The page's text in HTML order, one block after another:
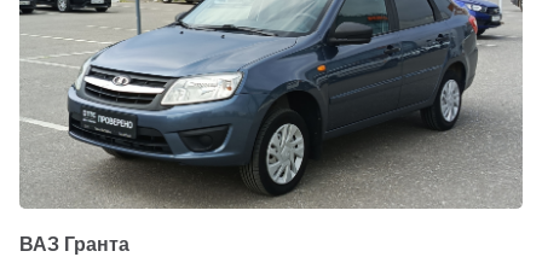
ВАЗ Гранта